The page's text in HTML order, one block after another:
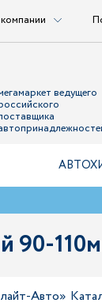
ведущего
90-
Авто»